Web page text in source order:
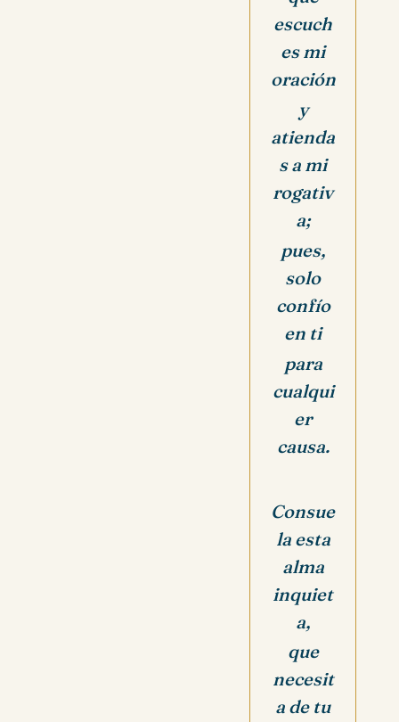
escuch
es mi
oración
y
atienda
s a mi
rogativ
a;
pues,
solo
confío
en ti
para
cualqui
er
causa.
Consue
la esta
alma
inquiet
a,
que
necesit
a de tu